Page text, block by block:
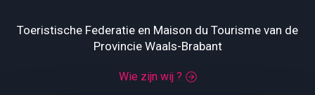
Toeristische Federatie en Maison du Tourisme van de
Provincie Waals-Brabant
Wie zijn wij ?